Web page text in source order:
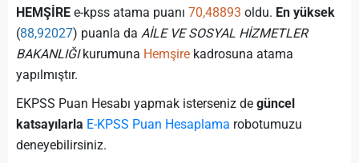
HEMŞİRE e-kpss atama puanı 70,48893 oldu. En yüksek
(88,92027) puanla da AİLE VE SOSYAL HİZMETLER
BAKANLIĞIkurumuna Hemşire kadrosuna atama
yapılmıştır.
EKPSS Puan Hesabı yapmak isterseniz de güncel
katsayılarla E-KPSS Puan Hesaplama robotumuzu
deneyebilirsiniz.